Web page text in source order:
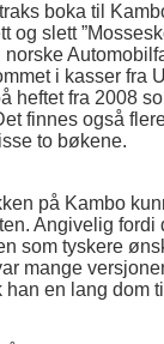
boka til
og slett
i kasser fra
heftet fra 2008
finnes også
to bøkene.
på Kambo
Angivelig
som tyskere
mange
en lang dom